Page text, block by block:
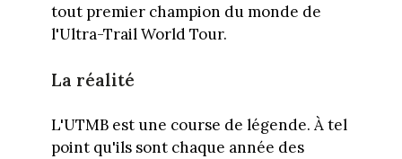
tout premier champion du monde de
l'Ultra-Trail World Tour.
La réalité
L'UTMB est une course de légende. À tel
point qu'ils sont chaque année des